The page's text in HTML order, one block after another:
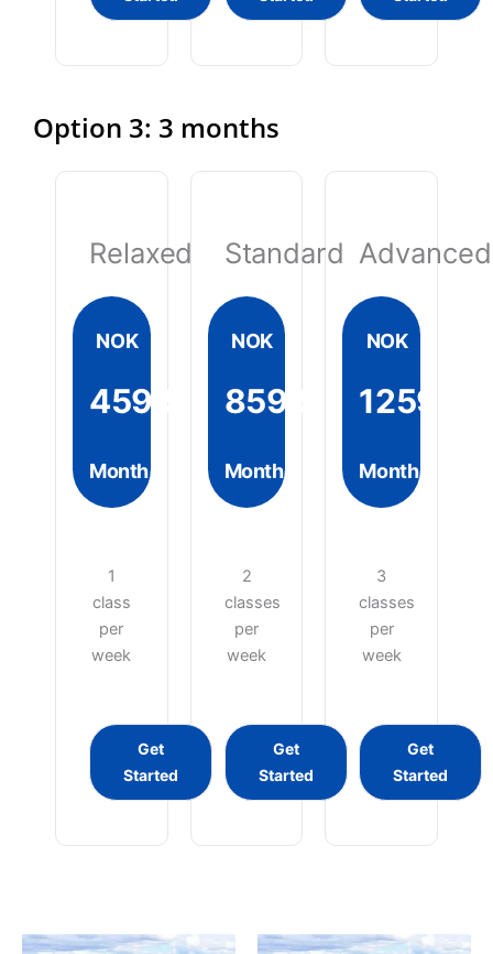
Option 3: 3 months
Relaxed
NOK
4599
Month
1
class
per
week
Get
Started
Standard
NOK
8599
Month
2
classes
per
week
Get
Started
Advanced
NOK
12599
Month
3
classes
per
week
Get
Started
Prisområde:
Dette
Dette